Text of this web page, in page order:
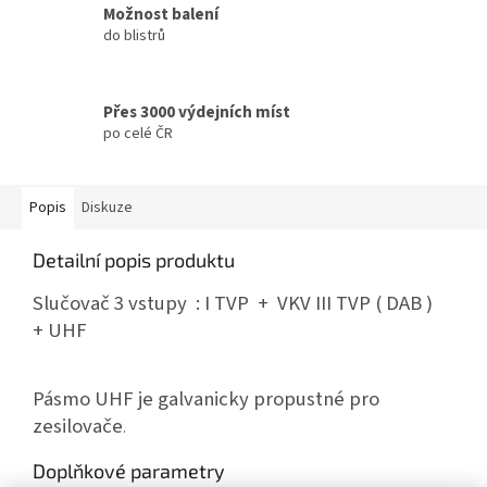
Možnost balení
do blistrů
Přes 3000 výdejních míst
po celé ČR
Popis Diskuze
Detailní popis produktu
Slučovač 3 vstupy : I TVP + VKV III TVP ( DAB)
+ UHF
Pásmo UHF je galvanicky propustné pro
zesilovače.
Doplňkové parametry